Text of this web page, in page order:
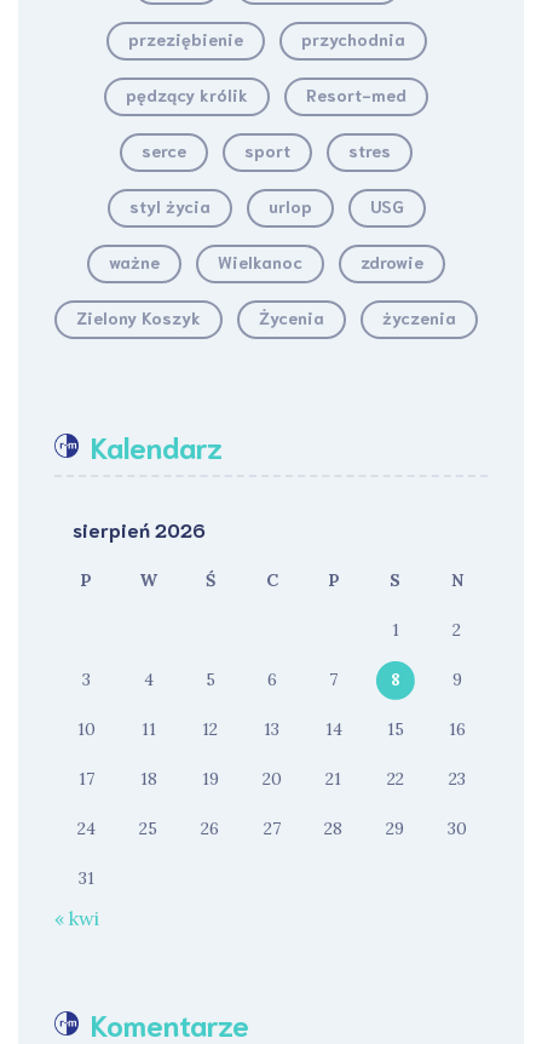
przeziębienie przychodnia
pędzący królik Resort-med
serce sport stres
styl życia urlop USG
ważne Wielkanoc zdrowie
Zielony Koszyk Życenia życzenia
Kalendarz
sierpień 2026
P W Ś C P S N
1 2
3 4 5 6 7 8 9
10 11 12 13 14 15 16
17 18 19 20 21 22 23
24 25 26 27 28 29 30
31
« kwi
Komentarze